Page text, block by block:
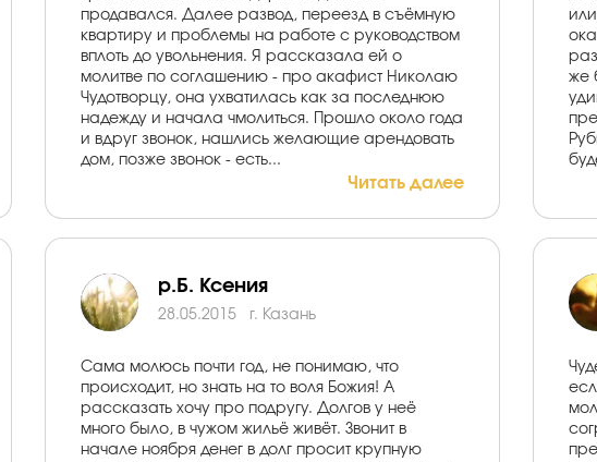
продавался. Далее развод, переезд в съёмную
квартиру и проблемы на работе с руководством
вплоть до увольнения. Я рассказала ей о
молитве по соглашению - про акафист Николаю
Чудотворцу, она ухватилась как за последнюю
надежду и начала чмолиться. Прошло около года
и вдруг звонок, нашлись желающие арендовать
дом, позже звонок - есть...
Читать далее
же
р.Б. Ксения
28.05.2015 г. Казань
Сама молюсь почти год, не понимаю, что
происходит, но знать на то воля Божия! А
рассказать хочу про подругу. Долгов у неё
много было, в чужом жильё живёт. Звонит в
начале ноября денег в долг просит крупную